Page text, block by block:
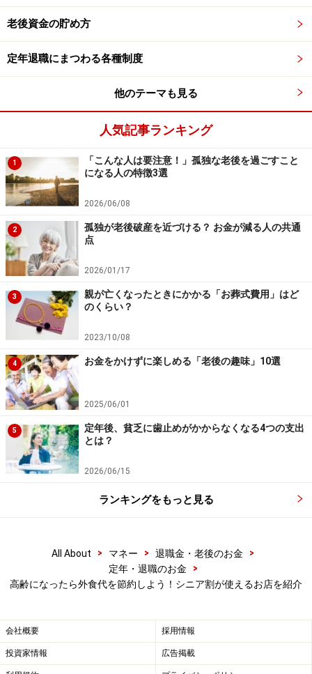
す。
となり、5名で来店すれば、合計で500円割引になりま
す。スタンプの個数ごとに、他にも特典が得られます。
外食で使えるシニア割4：第一ホテル両国
第一ホテル両国内にある日本料理「さくら」とカフェ＆
ダイニング「アゼリア」では、毎月5のつく日はシニア
デーとなっており、65歳以上の方を対象に飲食代金が
10％オフになります。
●日本料理「さくら」
5日、15日、25日のランチタイム、ディナータイムの御
膳料理各種がシルバー特典で10％OFFとなります。ラン
チビュッフェのシニア料金は、対象外となるため注意が
必要です。
●カフェ＆ダイニング「アゼリア」
5日、15日、25日のランチメニューおよびディナーセッ
トがシルバー特典で10％OFFとなります。喫茶メニュ
ー、単品料理は対象外となるため注意が必要です。
会計時に年齢確認できるものを提示するだけで特典が受
けられます。なお、期間は、2024年7⽉5⽇（金）～
2025年3月25日（火）までとなっています。飲物は対象
老後資金の貯め方
定年退職にまつわる各種制度
他のテーマも見る
人気記事ランキング
1
「こんな人は要注意！」孤独な老後を過ごすこと
になる人の特徴3選
2026/06/08
2
孤独が老後破産を近づける？ お金が減る人の共通
点
2026/01/17
3
親が亡くなったときにかかる「お葬式費用」はど
のくらい？
2023/10/08
4 お金をかけずに楽しめる「老後の趣味」10選
2025/06/01
5
定年後、貧乏に歯止めがかからなくなる4つの支出
とは？
2026/06/15
ランキングをもっと見る
All About > マネー > 退職金・老後のお金
>
定年・退職のお金
>
高齢になったら外食代を節約しよう！シニア割が使えるお店を紹介
会社概要 採用情報
投資家情報 広告掲載